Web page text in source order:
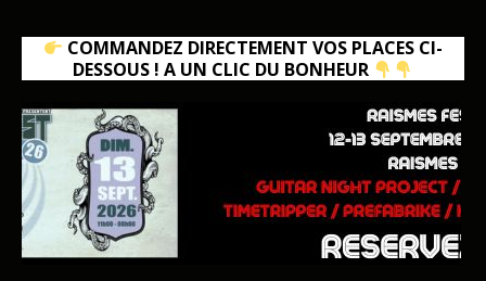
COMMANDEZ DIRECTEMENT VOS PLACES CI-
DESSOUS ! A UN CLIC DU BONHEUR